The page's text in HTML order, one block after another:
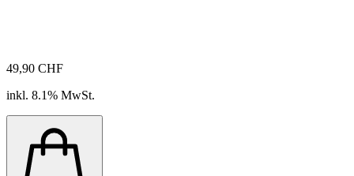
49,90 CHF
inkl. 8.1% MwSt.